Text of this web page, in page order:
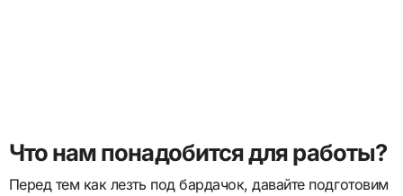
Что нам понадобится для работы?
Перед тем как лезть под бардачок, давайте подготовим